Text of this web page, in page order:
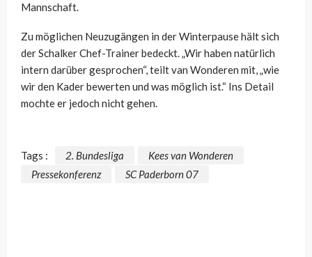
Mannschaft.
Zu möglichen Neuzugängen in der Winterpause hält sich
der Schalker Chef-Trainer bedeckt. „Wir haben natürlich
intern darüber gesprochen“, teilt van Wonderen mit, „wie
wir den Kader bewerten und was möglich ist.“ Ins Detail
mochte er jedoch nicht gehen.
Tags : 2. Bundesliga
Kees van Wonderen
Pressekonferenz
SC Paderborn 07